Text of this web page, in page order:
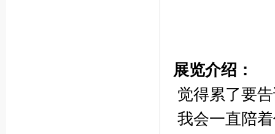
展览介绍：
觉得累了要
我会一直陪